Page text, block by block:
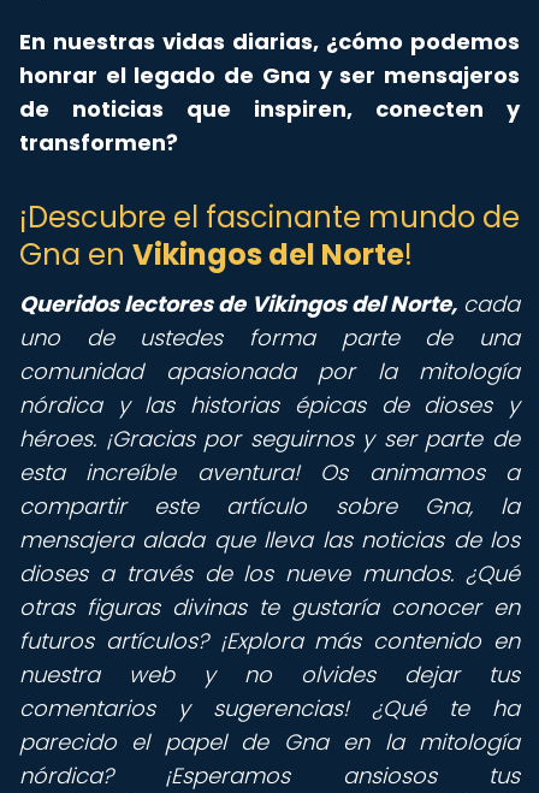
En nuestras vidas diarias, ¿cómo podemos
honrar el legado de Gna y ser mensajeros
de noticias que inspiren, conecten y
transformen?
¡Descubre el fascinante mundo de
Gna en Vikingos del Norte!
Queridos lectores de Vikingos del Norte,cada
uno de ustedes forma parte de una
comunidad apasionada por la mitología
nórdica y las historias épicas de dioses y
héroes. ¡Gracias por seguirnos y ser parte de
esta increíble aventura! Os animamos a
compartir este artículo sobre Gna, la
mensajera alada que lleva las noticias de los
dioses a través de los nueve mundos. ¿Qué
otras figuras divinas te gustaría conocer en
futuros artículos? ¡Explora más contenido en
nuestra web y no olvides dejar tus
comentarios y sugerencias! ¿Qué te ha
parecido el papel de Gna en la mitología
nórdica? ¡Esperamos ansiosos tus